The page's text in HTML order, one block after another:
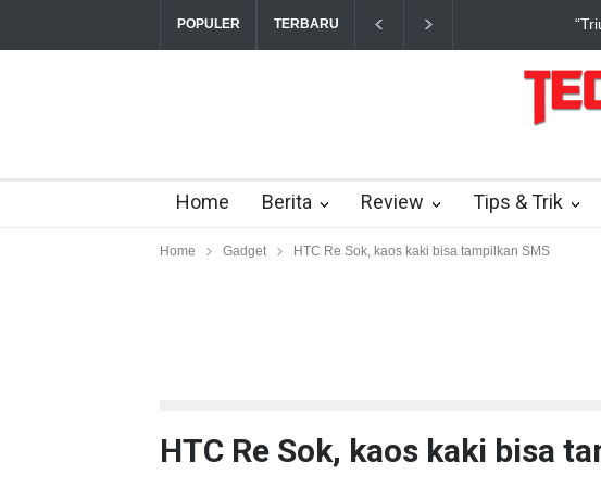
POPULER TERBARU “Triump Over Pain”
Home Berita Review Tips & Trik
Home Gadget HTC Re Sok, kaos kaki bisa tampilkan SMS
HTC Re Sok, kaos kaki bisa